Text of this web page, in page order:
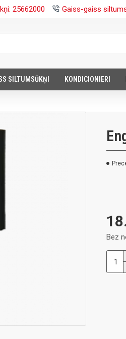
25662000 Gaiss-gaiss
SILTUMSŪKŅI KONDICIONIERI
Bez